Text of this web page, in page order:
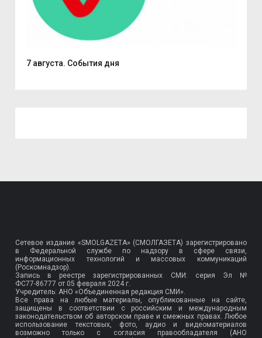
7 августа. События дня
Сетевое издание «SMOLGAZETA» (СМОЛГАЗЕТА) зарегистрировано
в Федеральной службе по надзору в сфере связи,
информационных технологий и массовых коммуникаций
(Роскомнадзор).
Запись в реестре зарегистрированных СМИ: серия Эл №
ФС77-86777 от 05 февраля 2024 г.
Учредитель: АНО «Объединенная редакция СМИ».
Все права на любые материалы, опубликованные на сайте,
защищены в соответствии с российским и международным
законодательством об авторском праве и смежных правах. Любое
использование текстовых, фото, аудио и видеоматериалов
возможно только с согласия правообладателя (АНО